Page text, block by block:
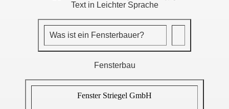
Text in Leichter Sprache
Was ist ein Fensterbauer?
Fensterbau
Fenster Striegel GmbH